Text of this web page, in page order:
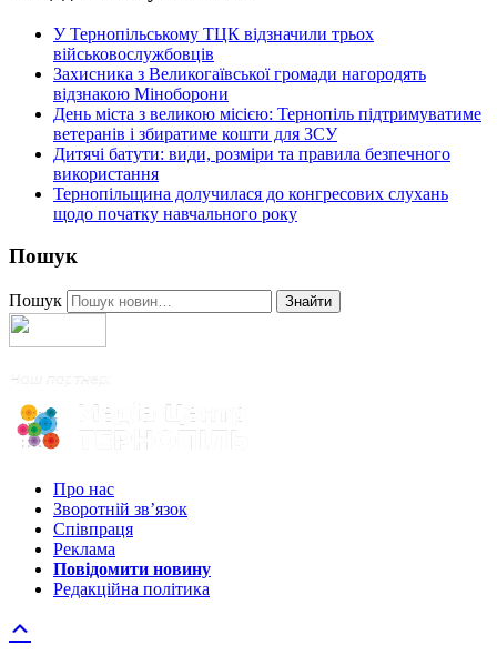
У Тернопільському ТЦК відзначили трьох
військовослужбовців
Захисника з Великогаївської громади нагородять
відзнакою Міноборони
День міста з великою місією: Тернопіль підтримуватиме
ветеранів і збиратиме кошти для ЗСУ
Дитячі батути: види, розміри та правила безпечного
використання
Тернопільщина долучилася до конгресових слухань
щодо початку навчального року
Пошук
Пошук Знайти
Про нас
Зворотній зв’язок
Співпраця
Реклама
Повідомити новину
Редакційна політика